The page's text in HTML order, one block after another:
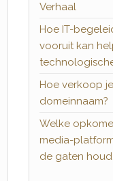
Verhaal
Hoe IT-
vooruit kan
Hoe verkoop
domeinnaam?
Welke
media-
de gaten